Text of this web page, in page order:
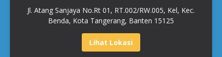
Jl. Atang Sanjaya No.Rt 01, RT.002/RW.005, Kel, Kec.
Benda, Kota Tangerang, Banten 15125
Lihat Lokasi